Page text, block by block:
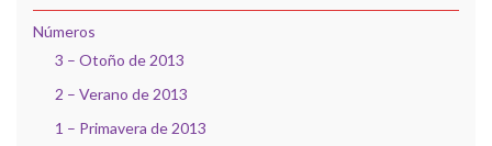
Números
3 – Otoño de 2013
2 – Verano de 2013
1 – Primavera de 2013